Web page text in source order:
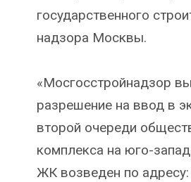
государственного
надзора Москвы.
«Мосгосстройнадзор
разрешение на ввод в
второй очереди
комплекса на юго-
ЖК возведен по